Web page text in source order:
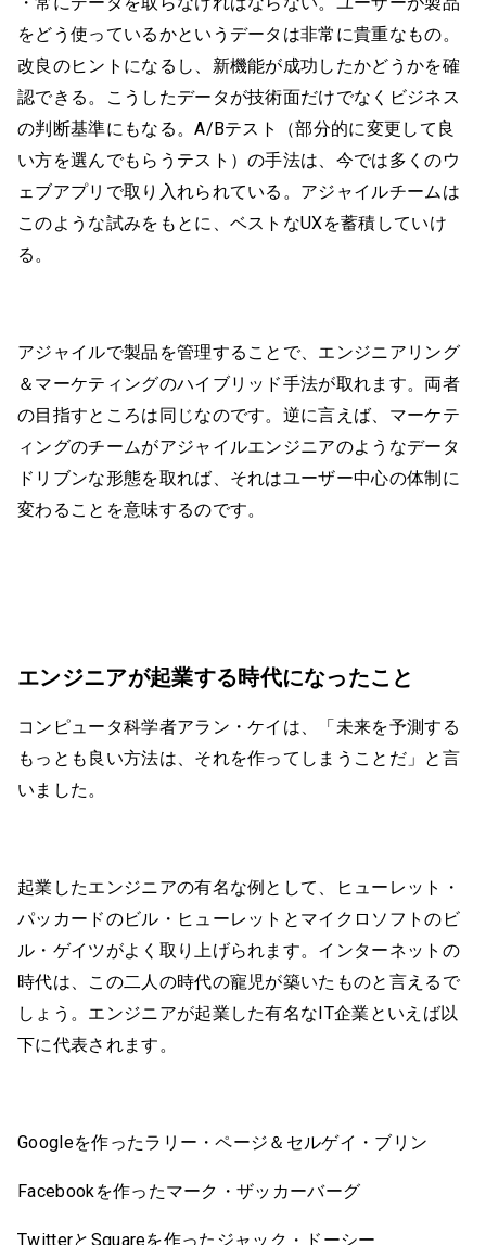
をどう使っているかというデータは非常に貴重なもの。
改良のヒントになるし、新機能が成功したかどうかを確
認できる。こうしたデータが技術面だけでなくビジネス
の判断基準にもなる。A/Bテスト（部分的に変更して良
い方を選んでもらうテスト）の手法は、今では多くのウ
ェブアプリで取り入れられている。アジャイルチームは
このような試みをもとに、ベストなUXを蓄積していけ
る。
アジャイルで製品を管理することで、エンジニアリング
＆マーケティングのハイブリッド手法が取れます。両者
の目指すところは同じなのです。逆に言えば、マーケテ
ィングのチームがアジャイルエンジニアのようなデータ
ドリブンな形態を取れば、それはユーザー中心の体制に
変わることを意味するのです。
エンジニアが起業する時代になったこと
コンピュータ科学者アラン・ケイは、「未来を予測する
もっとも良い方法は、それを作ってしまうことだ」と言
いました。
起業したエンジニアの有名な例として、ヒューレット・
パッカードのビル・ヒューレットとマイクロソフトのビ
ル・ゲイツがよく取り上げられます。インターネットの
時代は、この二人の時代の寵児が築いたものと言えるで
しょう。エンジニアが起業した有名なIT企業といえば以
下に代表されます。
Googleを作ったラリー・ページ＆セルゲイ・ブリン
Facebookを作ったマーク・ザッカーバーグ
TwitterとSquareを作ったジャック・ドーシー